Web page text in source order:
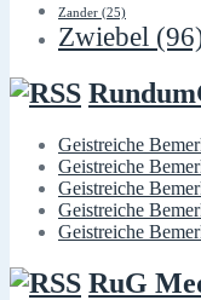
Zander (25)
Zwiebel
Geistreiche
Geistreiche
Geistreiche
Geistreiche
Geistreiche
RuG